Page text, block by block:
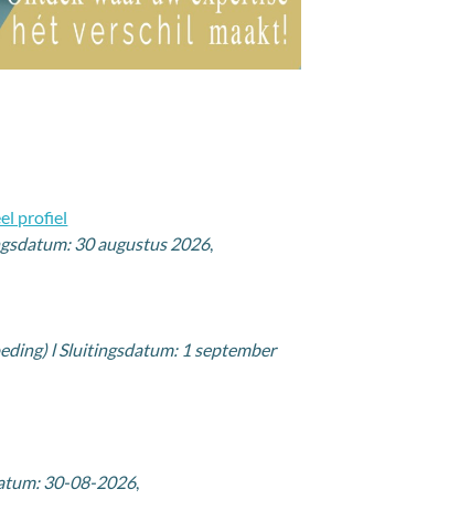
profiel
30 augustus 2026,
l Sluitingsdatum: 1 september
30-08-2026,